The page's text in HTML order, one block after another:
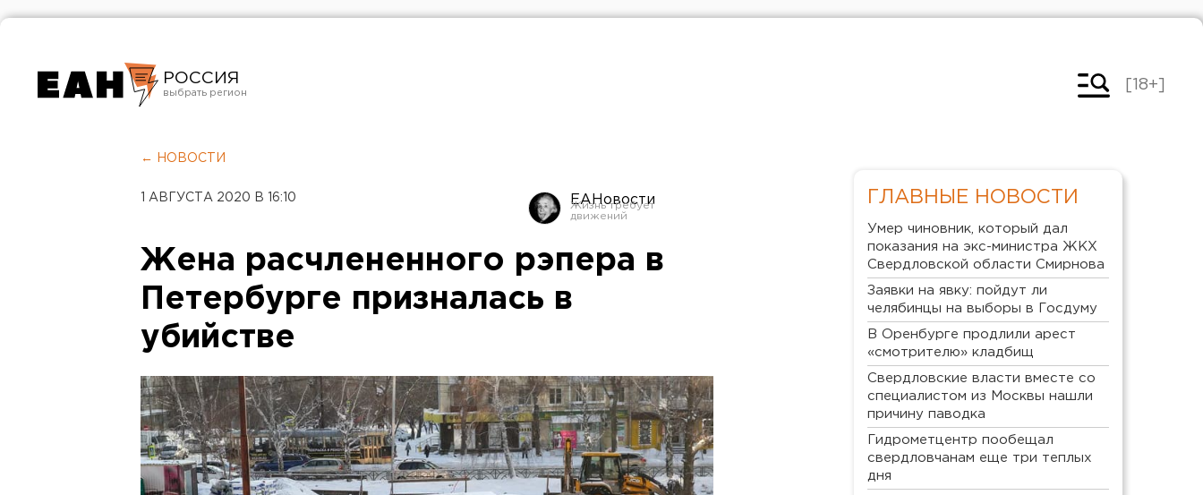
РОССИЯ
Челябинск
[18+]
← НОВОСТИ
1 АВГУСТА 2020 В 16:10 ЕАНовости
Жена расчлененного рэпера в
Петербурге призналась в
убийстве
ГЛАВНЫЕ НОВОСТИ
Умер чиновник, который дал
показания на экс-министра ЖКХ
Свердловской области Смирнова
Заявки на явку: пойдут ли
челябинцы на выборы в Госдуму
В Оренбурге продлили арест
«смотрителю» кладбищ
Свердловские власти вместе со
специалистом из Москвы нашли
причину паводка
Гидрометцентр пообещал
свердловчанам еще три теплых
дня